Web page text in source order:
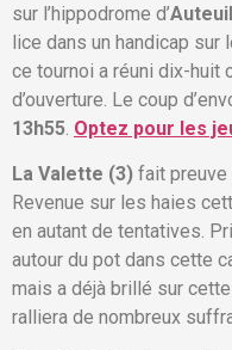
sur l’hippodrome d’Auteuil
lice dans un handicap sur
ce tournoi a réuni dix-huit
d’ouverture. Le coup
13h55 Optez pour les
La Valette (3) fait preuve
Revenue sur les haies
en autant de tentatives.
autour du pot dans cette
mais a déjà brillé sur
ralliera de nombreux